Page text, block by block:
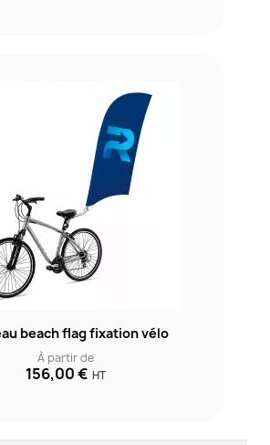
beach flag fixation vélo
À partir de
156,00 € HT